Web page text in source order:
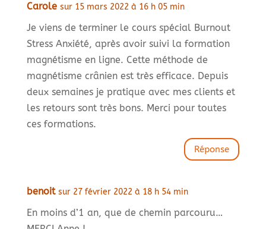
Carole sur 15 mars 2022 à 16 h 05 min
Je viens de terminer le cours spécial Burnout
Stress Anxiété, après avoir suivi la formation
magnétisme en ligne. Cette méthode de
magnétisme crânien est très efficace. Depuis
deux semaines je pratique avec mes clients et
les retours sont très bons. Merci pour toutes
ces formations.
Réponse
benoit sur 27 février 2022 à 18 h 54 min
En moins d’1 an, que de chemin parcouru…